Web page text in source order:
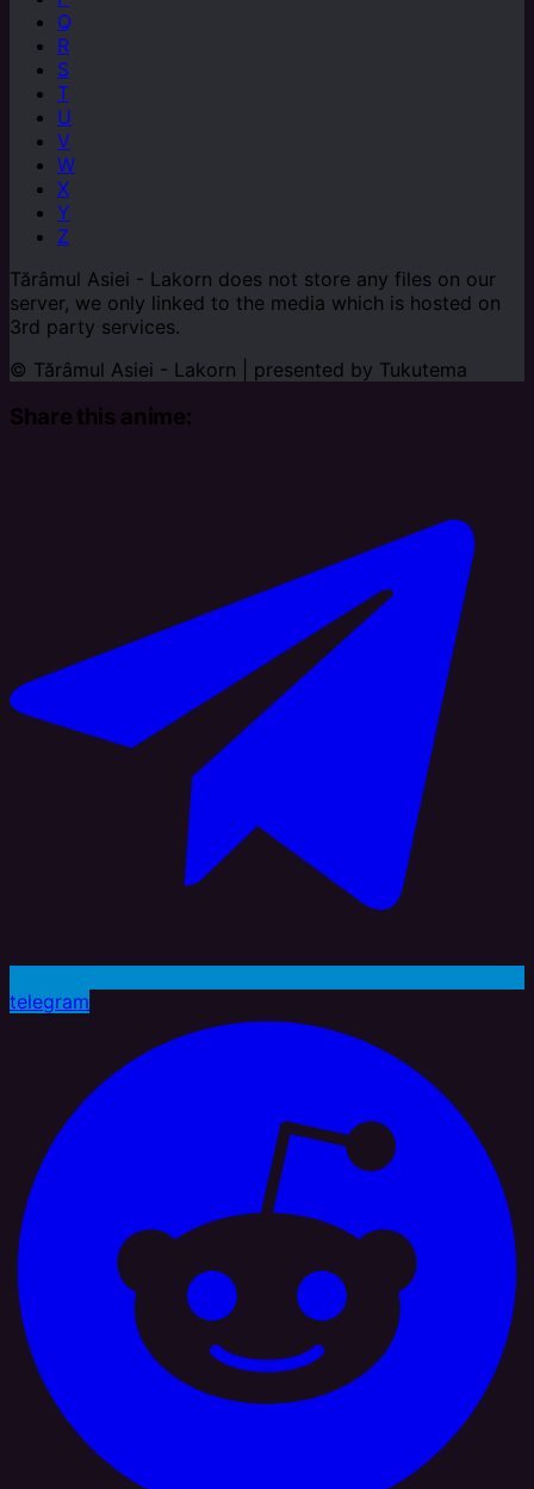
Q
R
S
T
U
V
W
X
Y
Z
Tărâmul Asiei - Lakorn does not store any files on our
server, we only linked to the media which is hosted on
3rd party services.
© Tărâmul Asiei - Lakorn | presented by Tukutema
Share this anime:
telegram